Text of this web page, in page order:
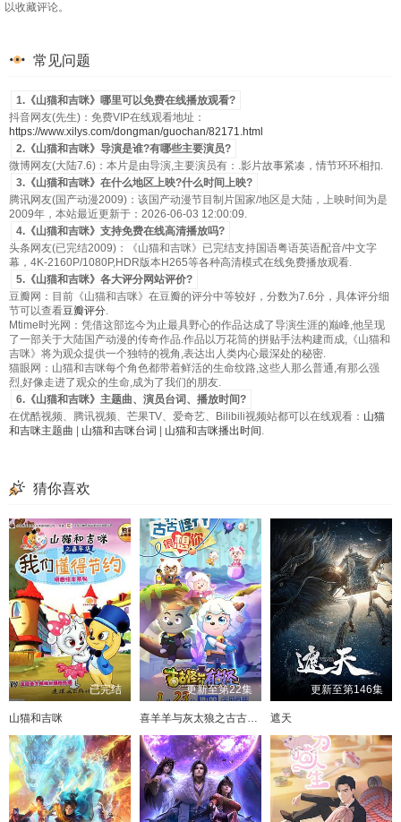
第057集
第065集 第066集
第069集 第070集
第073集 第074集 第075集
第077集 第078集
第081集 第082集 第083集 第084集
第085集 第086集 第087集 第088集
第089集 第090集 第091集 第092集
第093集 第094集 第095集 第096集
第097集 第098集 第099集
第101集 第102集 第103集
以收藏评论。
常见问题
1.《山猫和吉咪》哪里可以免费在线播放观看?
抖音网友(先生)：免费VIP在线观看地址：
https://www.xilys.com/dongman/guochan/82171.html
2.《山猫和吉咪》导演是谁?有哪些主要演员?
微博网友(大陆7.6)：本片是由导演,主要演员有：.影片故事紧凑，情节环环相扣.
3.《山猫和吉咪》在什么地区上映?什么时间上映?
腾讯网友(国产动漫2009)：该国产动漫节目制片国家/地区是大陆，上映时间为是
2009年，本站最近更新于：2026-06-03 12:00:09.
4.《山猫和吉咪》支持免费在线高清播放吗?
头条网友(已完结2009)：《山猫和吉咪》已完结支持国语粤语英语配音/中文字
幕，4K-2160P/1080P,HDR版本H265等各种高清模式在线免费播放观看.
5.《山猫和吉咪》各大评分网站评价?
豆瓣网：目前《山猫和吉咪》在豆瓣的评分中等较好，分数为7.6分，具体评分细
节可以查看豆瓣评分.
Mtime时光网：凭借这部迄今为止最具野心的作品达成了导演生涯的巅峰,他呈现
了一部关于大陆国产动漫的传奇作品.作品以万花筒的拼贴手法构建而成,《山猫和
吉咪》将为观众提供一个独特的视角,表达出人类内心最深处的秘密.
猫眼网：山猫和吉咪每个角色都带着鲜活的生命纹路,这些人那么普通,有那么强
烈,好像走进了观众的生命,成为了我们的朋友.
6.《山猫和吉咪》主题曲、演员台词、播放时间?
在优酷视频、腾讯视频、芒果TV、爱奇艺、Bilibili视频站都可以在线观看： 山猫
和吉咪主题曲
山猫和吉咪台词 山猫和吉咪播出时间 .
猜你喜欢
已完结
山猫和吉咪
更新至第22集
喜羊羊与灰太狼之古古怪界有古怪
更新至第146集
遮天